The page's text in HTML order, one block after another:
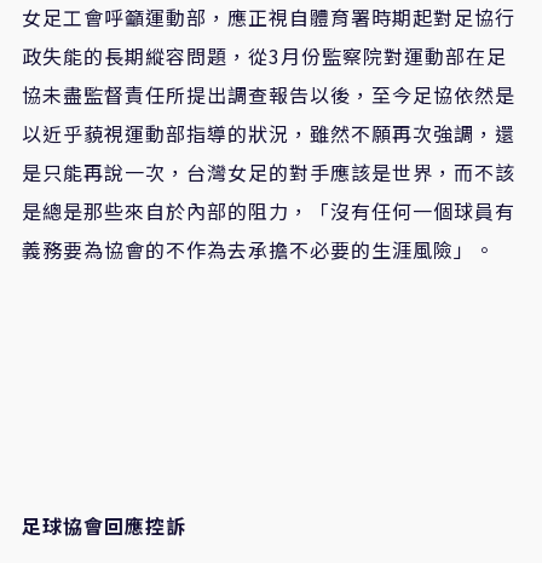
女足工會呼籲運動部，應正視自體育署時期起對足協行
政失能的長期縱容問題，從3月份監察院對運動部在足
協未盡監督責任所提出調查報告以後，至今足協依然是
以近乎藐視運動部指導的狀況，雖然不願再次強調，還
是只能再說一次，台灣女足的對手應該是世界，而不該
是總是那些來自於內部的阻力，「沒有任何一個球員有
義務要為協會的不作為去承擔不必要的生涯風險」。
足球協會回應控訴